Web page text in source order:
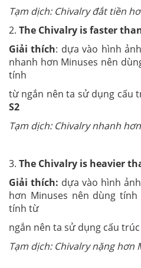
Tạm dịch: Chivalry đắt tiền
2. The Chivalry is faster
Giải thích: dựa vào hình
nhanh hơn Minuses nên
tính
từ ngắn nên ta sử dụng cấu
S2
Tạm dịch: Chivalry nhanh
3. The Chivalry is heavier
Giải thích: dựa vào hình
hơn Minuses nên dùng
tính từ
ngắn nên ta sử dụng cấu trúc
Tạm dịch: Chivalry nặng hơn